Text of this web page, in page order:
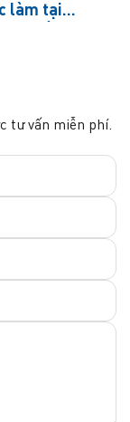
làm tại
tư vấn miễn phí.